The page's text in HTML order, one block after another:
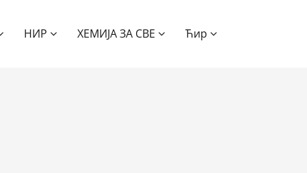
НИР ХЕМИЈА ЗА СВЕ Ћир